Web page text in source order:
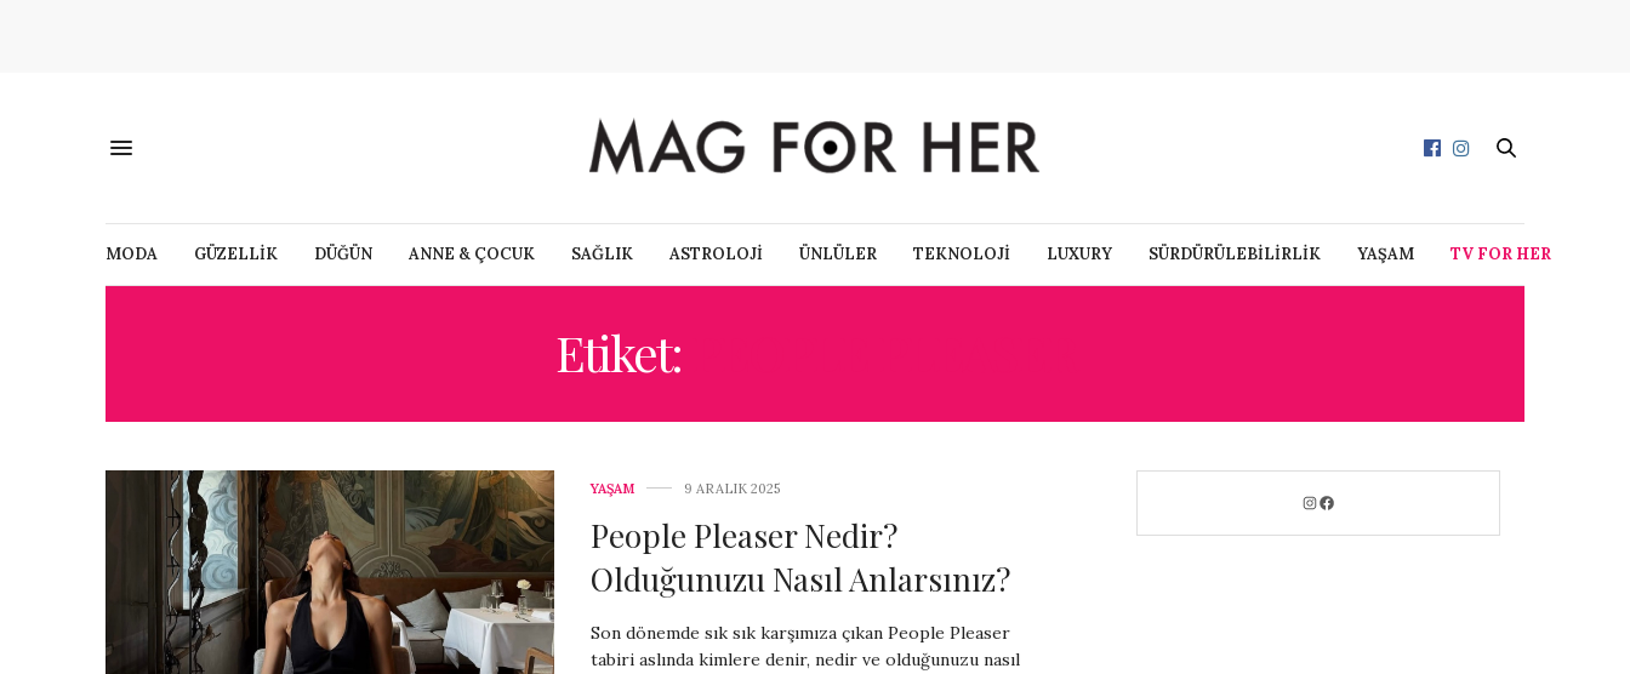
MODA GÜZELLİK DÜĞÜN ANNE & ÇOCUK SAĞLIK ASTROLOJİ ÜNLÜLER TEKNOLOJİ LUXURY SÜRDÜRÜLEBİLİRLİK YAŞAM TV FOR HER
Etiket:
YAŞAM 9 ARALIK 2025
People Pleaser Nedir?
Olduğunuzu Nasıl Anlarsınız?
Son dönemde sık sık karşımıza çıkan People Pleaser
tabiri aslında kimlere denir, nedir ve olduğunuzu nasıl